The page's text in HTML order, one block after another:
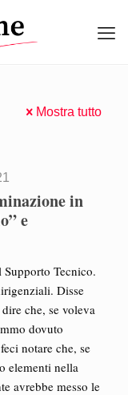
Mostra tutto
in
e
Tecnico.
Disse
che, se voleva
dovuto
notare che, se
elementi nella
avrebbe messo le